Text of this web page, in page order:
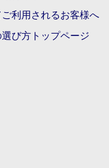
利用されるお客様へ
び方トップページ